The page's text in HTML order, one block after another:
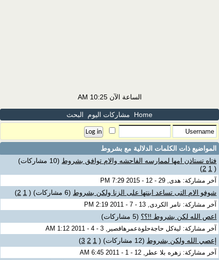
الساعة الآن10:25 AM
Home مشاركات اليوم البحث
المواضيع ذات الكلمات الدلالية مع بشروط
فتاه تستاذن امها لممارسه الفاحشه والام توافق بشروط (10 مشاركات)
(
1
2
)
آخر مشاركة: هدى, 29 - 12 - 2015 7:29 PM
شوفو الام التى تساعد ابنتها على الزنا ولكن بشروط (6 مشاركات) (
1
2
)
آخر مشاركة: تامر الكردى, 13 - 7 - 2011 2:19 PM
اعص الله لكن بشروط !!؟؟ (5 مشاركات)
آخر مشاركة: ليةكل حاجةحلوةعمرهاقصير, 3 - 4 - 2011 1:12 AM
إعصي الله ولكن بشروط (12 مشاركات) (
1
2
3
)
آخر مشاركة: زهره بلا عطر, 12 - 1 - 2011 6:45 AM